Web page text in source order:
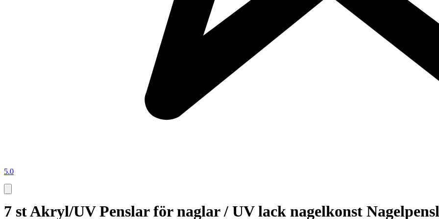
5.0
7 st Akryl/UV Penslar för naglar / UV lack nagelkonst